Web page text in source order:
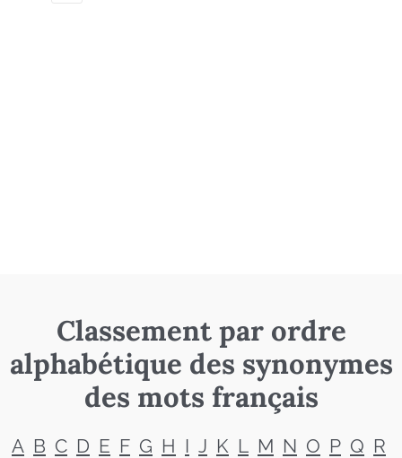
Classement par ordre
alphabétique des synonymes
des mots français
A B C D E F G H I J K L M N O P Q R